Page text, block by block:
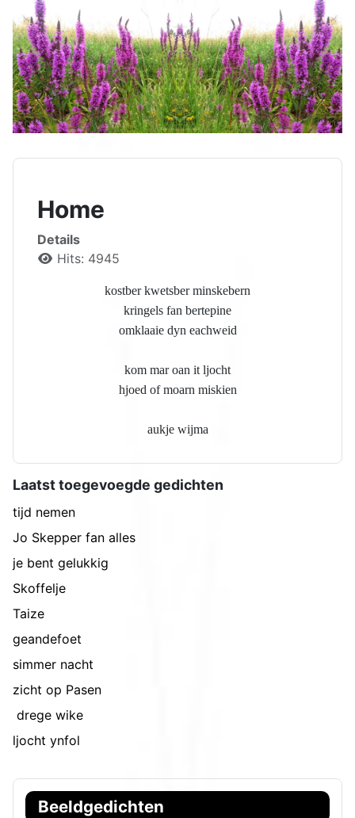
Home
Details
Hits: 4945
kostber kwetsber minskebern
kringels fan bertepine
omklaaie dyn eachweid
kom mar oan it ljocht
hjoed of moarn miskien
aukje wijma
Laatst toegevoegde gedichten
tijd nemen
Jo Skepper fan alles
je bent gelukkig
Skoffelje
Taize
geandefoet
simmer nacht
zicht op Pasen
drege wike
ljocht ynfol
Beeldgedichten